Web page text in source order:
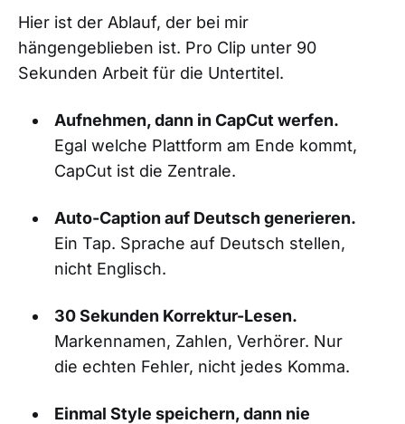
Hier ist der Ablauf, der bei mir
hängengeblieben ist. Pro Clip unter 90
Sekunden Arbeit für die Untertitel.
Aufnehmen, dann in CapCut werfen.
Egal welche Plattform am Ende kommt,
CapCut ist die Zentrale.
Auto-Caption auf Deutsch generieren.
Ein Tap. Sprache auf Deutsch stellen,
nicht Englisch.
30 Sekunden Korrektur-Lesen.
Markennamen, Zahlen, Verhörer. Nur
die echten Fehler, nicht jedes Komma.
Einmal Style speichern, dann nie